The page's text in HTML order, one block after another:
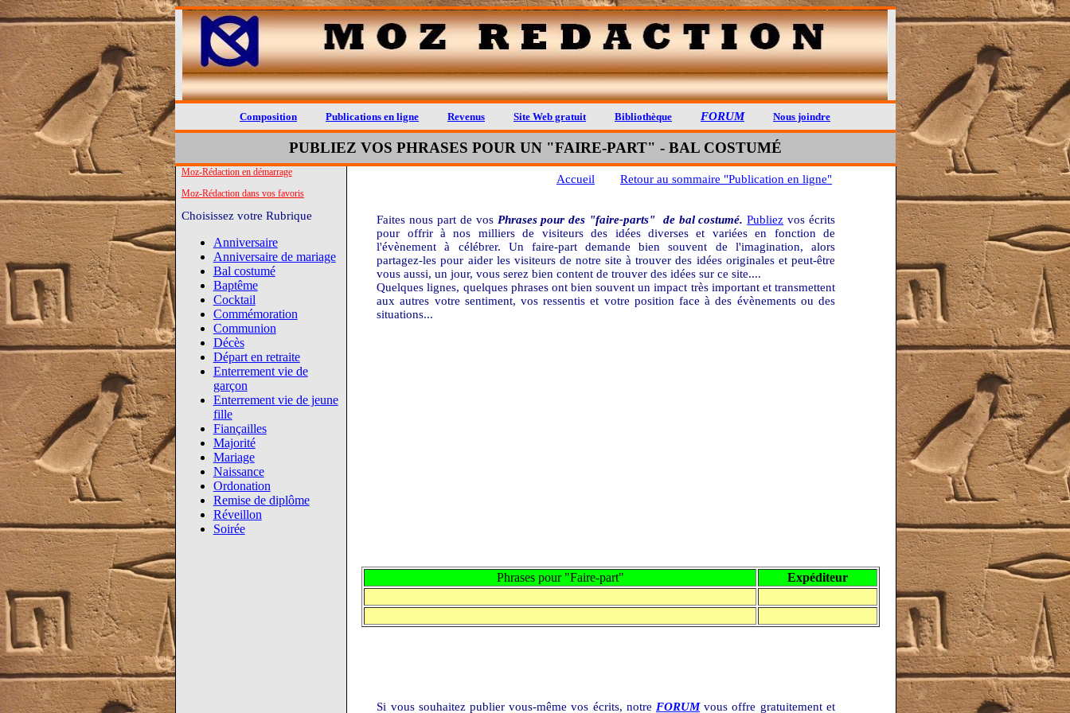
Composition Publications en ligne Revenus Site Web gratuit Bibliothèque FORUM Nous joindre
PUBLIEZ VOS PHRASES POUR UN "FAIRE-PART" - BAL COSTUMÉ
Moz-Rédaction en démarrage
Moz-Rédaction dans vos favoris
Choisissez votre Rubrique
Anniversaire
Anniversaire de mariage
Bal costumé
Baptême
Cocktail
Commémoration
Communion
Décès
Départ en retraite
Enterrement vie de
garçon
Enterrement vie de jeune
fille
Fiançailles
Majorité
Mariage
Naissance
Ordonation
Remise de diplôme
Réveillon
Soirée
Accueil Retour au sommaire "Publication en ligne"
Faites nous part de vos Phrases pour des "faire-parts" de bal costumé. Publiez vos écrits
pour offrir à nos milliers de visiteurs des idées diverses et variées en fonction de
l'évènement à célébrer. Un faire-part demande bien souvent de l'imagination, alors
partagez-les pour aider les visiteurs de notre site à trouver des idées originales et peut-être
vous aussi, un jour, vous serez bien content de trouver des idées sur ce site....
Quelques lignes, quelques phrases ont bien souvent un impact très important et transmettent
aux autres votre sentiment, vos ressentis et votre position face à des évènements ou des
situations...
Phrases pour "Faire-part" Expéditeur
Si vous souhaitez publier vous-même vos écrits, notre FORUMvous offre gratuitement et